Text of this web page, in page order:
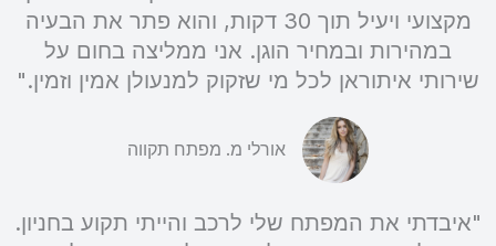
מקצועי ויעיל תוך 30 דקות, והוא פתר את הבעיה
במהירות ובמחיר הוגן. אני ממליצה בחום על
שירותי איתוראן לכל מי שזקוק למנעולן אמין וזמין."
אורלי מ. מפתח תקווה
"איבדתי את המפתח שלי לרכב והייתי תקוע בחניון.